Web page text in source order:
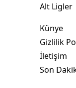
Alt Ligler
Künye
Gizlilik
İletişim
Son